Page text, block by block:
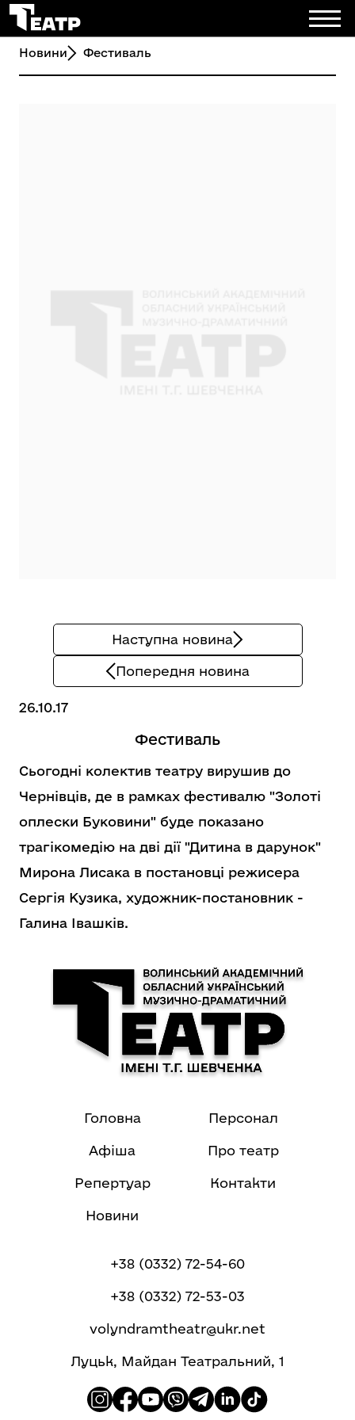
Новини Фестиваль
Наступна новина
Попередня новина
26.10.17
Фестиваль
Сьогодні колектив театру вирушив до
Чернівців, де в рамках фестивалю "Золоті
оплески Буковини" буде показано
трагікомедію на дві дії "Дитина в дарунок"
Мирона Лисака в постановці режисера
Сергія Кузика, художник-постановник -
Галина Івашків.
Головна
Афіша
Репертуар
Новини
Персонал
Про театр
Контакти
+38 (0332) 72-54-60
+38 (0332) 72-53-03
volyndramtheatr@ukr.net
Луцьк, Майдан Театральний, 1